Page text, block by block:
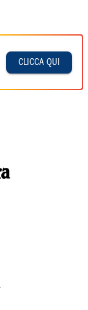
CLICCA QUI